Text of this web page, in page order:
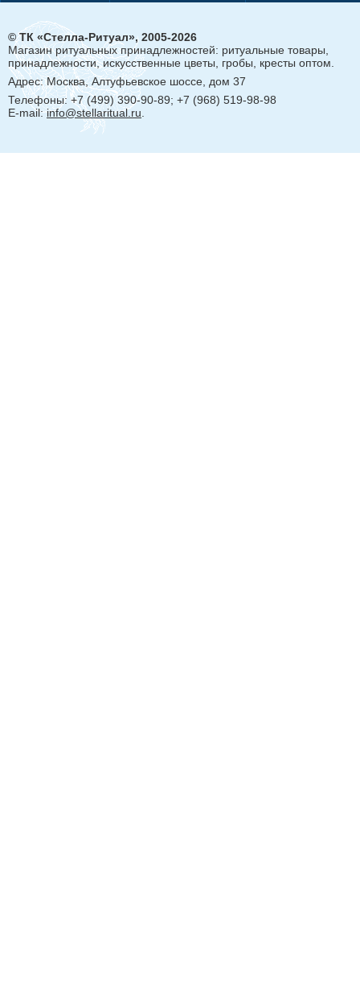
© ТК «Стелла-Ритуал», 2005-2026
Магазин ритуальных принадлежностей: ритуальные товары,
принадлежности, искусственные цветы, гробы, кресты оптом.
Адрес:Москва, Алтуфьевское шоссе, дом 37
Телефоны: +7 (499) 390-90-89; +7 (968) 519-98-98
E-mail:info@stellaritual.ru